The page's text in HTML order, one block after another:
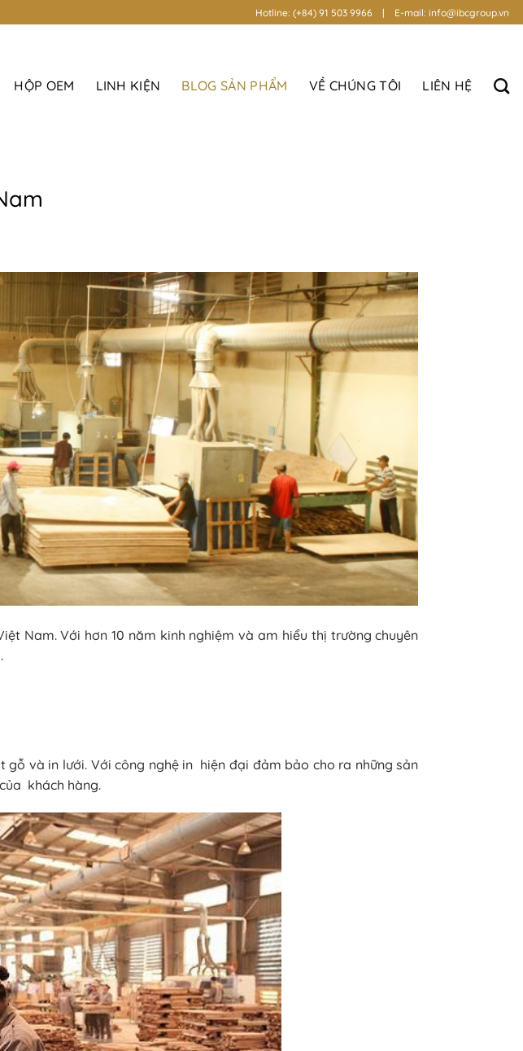
Hotline: (+84) 91 503 9966 | E-mail: info@ibcgroup.vn
HỘP OEM LINH KIỆN BLOG SẢN PHẨM VỀ CHÚNG TÔI LIÊN HỆ
Nam. Với hơn 10 năm kinh nghiệm và am hiểu thị trường chuyên
gỗ và in lưới. Với công nghệ in hiện đại đảm bảo cho ra những sản
khách hàng.